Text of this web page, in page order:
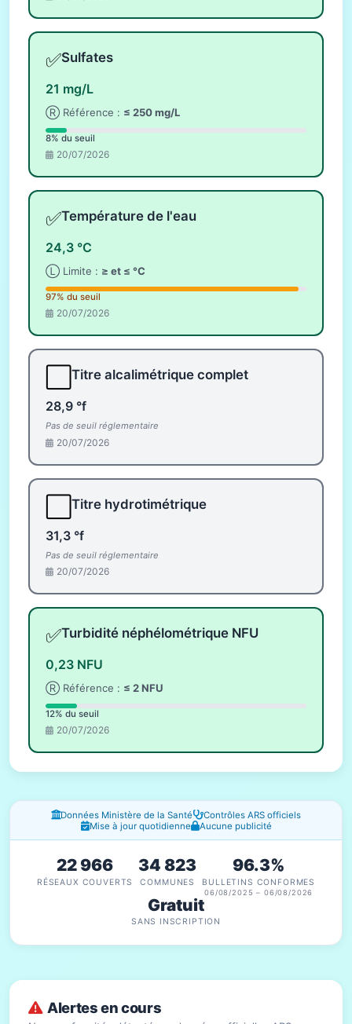
✅Sulfates
21 mg/L
Ⓡ Référence : ≤ 250 mg/L
8% du seuil
20/07/2026
✅Température de l'eau
24,3 °C
Ⓛ Limite : ≥ et ≤ °C
97% du seuil
20/07/2026
Titre alcalimétrique complet
28,9 °f
Pas de seuil réglementaire
20/07/2026
Titre hydrotimétrique
31,3 °f
Pas de seuil réglementaire
20/07/2026
✅Turbidité néphélométrique NFU
0,23 NFU
Ⓡ Référence : ≤ 2 NFU
12% du seuil
20/07/2026
Fenêtres d'information
Données Ministère de la Santé
Contrôles ARS officiels
Mise à jour quotidienne
Aucune publicité
22 966
RÉSEAUX COUVERTS
34 823
COMMUNES
96.3%
BULLETINS CONFORMES
06/08/2025 – 06/08/2026
Gratuit
SANS INSCRIPTION
Alertes en cours